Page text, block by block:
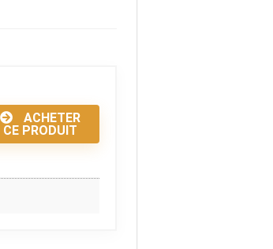
ACHETER
CE PRODUIT